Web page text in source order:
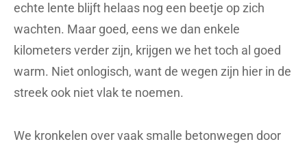
echte lente blijft helaas nog een beetje op zich
wachten. Maar goed, eens we dan enkele
kilometers verder zijn, krijgen we het toch al goed
warm. Niet onlogisch, want de wegen zijn hier in de
streek ook niet vlak te noemen.
We kronkelen over vaak smalle betonwegen door